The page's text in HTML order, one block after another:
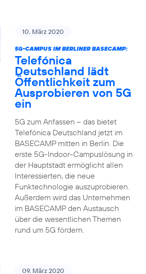
10. März 2020
5G-CAMPUS IM BERLINER BASECAMP:
Telefónica
Deutschland lädt
Öffentlichkeit zum
Ausprobieren von 5G
ein
5G zum Anfassen – das bietet
Telefónica Deutschland jetzt im
BASECAMP mitten in Berlin. Die
erste 5G-Indoor-Campuslösung in
der Hauptstadt ermöglicht allen
Interessierten, die neue
Funktechnologie auszuprobieren.
Außerdem wird das Unternehmen
im BASECAMP den Austausch
über die wesentlichen Themen
rund um 5G fördern.
09. März 2020